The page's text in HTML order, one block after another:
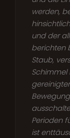
werden,
und der
berichten
Staub,
Schimmel
Perioden
ist